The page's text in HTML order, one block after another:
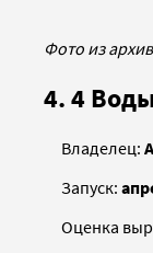
Фото из
4. 4
Владелец:
Запуск:
Оценка